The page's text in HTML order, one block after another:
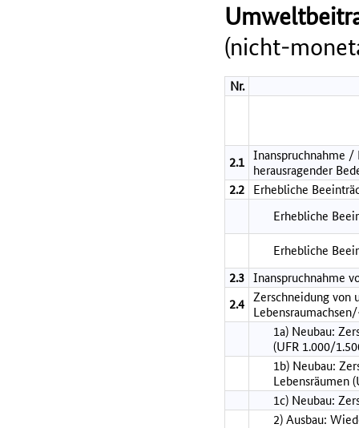
(nicht-
Nr.
2.1 Inanspruchnahme /
herausragender
2.2
Erhebliche
Erhebliche
Erhebliche
2.3 Inanspruchnahme
2.4 Zerschneidung von
1a) Neubau:
(UFR 1.000/
1b) Neubau:
Lebensräumen
1c) Neubau:
2) Ausbau: